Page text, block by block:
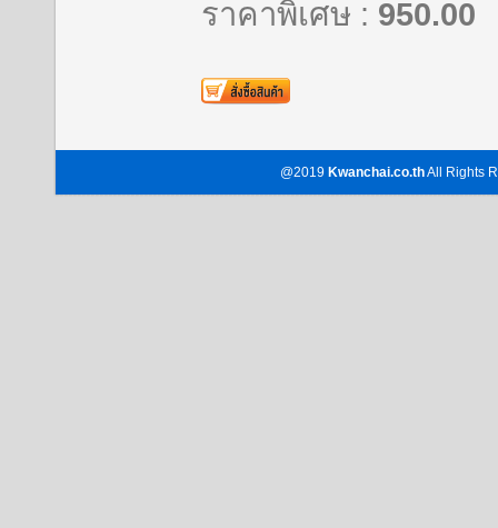
ราคาพิเศษ : 950.00
@2019 Kwanchai.co.thAll Rights